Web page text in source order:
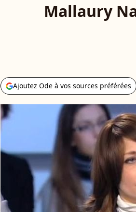
Mallaury
Ajoutez Ode à vos sources préférées